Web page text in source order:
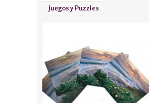
Juegos y Puzzles